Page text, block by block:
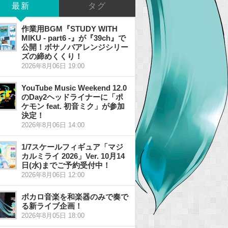
最新 タグ
作業用BGM『STUDY WITH
MIKU - part6 -』が『39ch』で
公開！ボサノバアレンジシリー
ズの締めくくり！
2026年8月06日 19:00
YouTube Music Weekend 12.0
のDay2ヘッドライナーに「ポ
ケモン feat. 初音ミク」が参加
決定！
2026年8月06日 14:00
1/7スケールフィギュア「マジ
カルミライ 2026」Ver. 10月14
日(水)までご予約受付中！
2026年8月06日 12:00
ボカロ音楽を和楽器のみで奏で
る新ライブ企画！
2026年8月05日 18:00